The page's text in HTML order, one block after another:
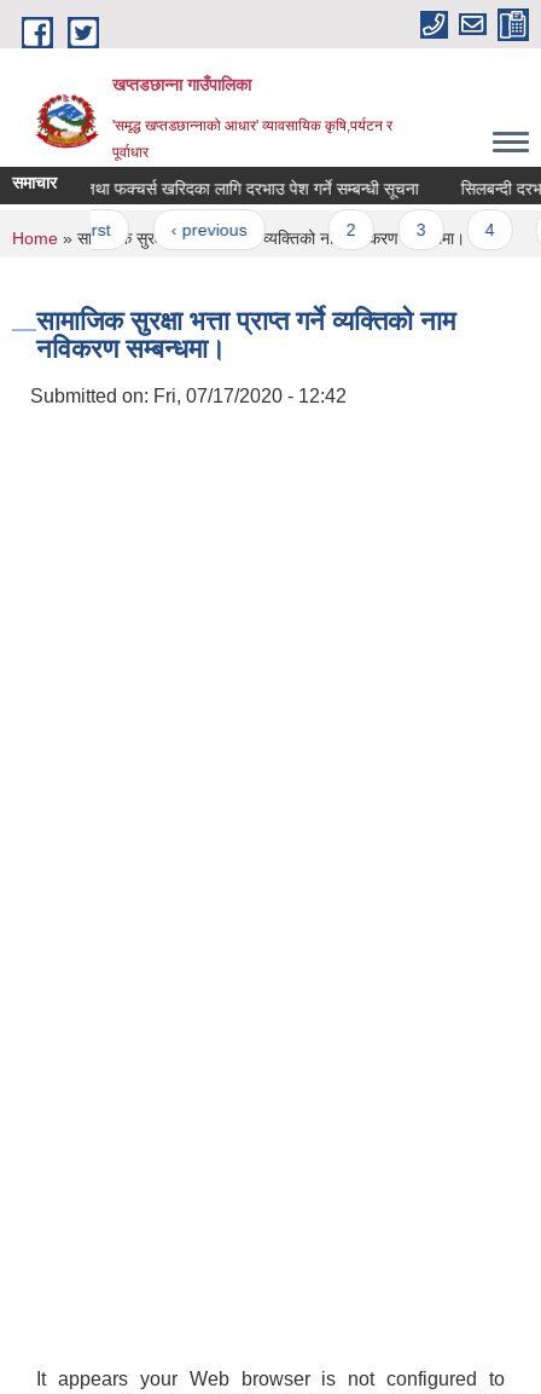
Skip to main content
खप्तडछान्ना गाउँपालिका
'समृद्ध खप्तडछान्नाको आधार' व्यावसायिक कृषि,पर्यटन र
पूर्वाधार
समाचार
फर्निचर तथा फक्चर्स खरिदका लागि दरभाउ पेश गर्ने सम्बन्धी सूचना सिलबन्दी
Pages
« first ‹ previous … 2 3
You are here
Home » सामाजिक सुरक्षा भत्ता प्राप्त गर्ने व्यक्तिको नाम नविकरण सम्बन्धमा।
सामाजिक सुरक्षा भत्ता प्राप्त गर्ने व्यक्तिको नाम
नविकरण सम्बन्धमा।
Submitted on: Fri, 07/17/2020 - 12:42
It appears your Web browser is not configured to